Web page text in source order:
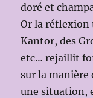
doré et
Or la réflexion
Kantor, des
etc… rejaillit
sur la manière
une situation,